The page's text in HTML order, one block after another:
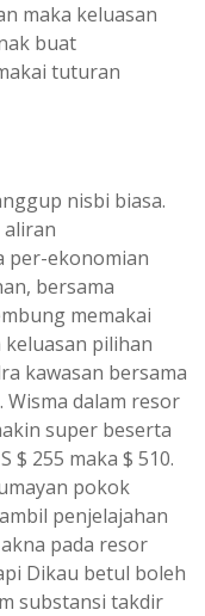
maka keluasan
buat
tuturan
nisbi biasa.
aliran
per-ekonomian
bersama
memakai
pilihan
kawasan bersama
Wisma dalam resor
super beserta
$ 255 maka $ 510.
pokok
penjelajahan
pada resor
Dikau betul boleh
substansi takdir